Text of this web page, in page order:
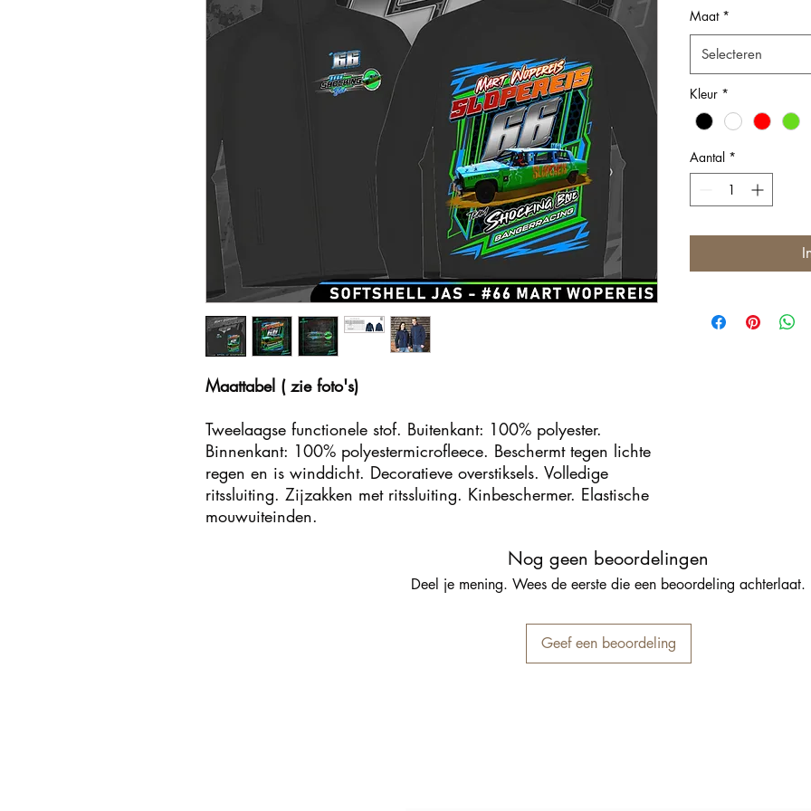
Maattabel ( zie foto's)
Tweelaagse functionele stof. Buitenkant: 100% polyester.
Binnenkant: 100% polyestermicrofleece. Beschermt tegen lichte
regen en is winddicht. Decoratieve overstiksels. Volledige
ritssluiting. Zijzakken met ritssluiting. Kinbeschermer. Elastische
mouwuiteinden.
Maat *
Selecteren
Kleur *
Aantal *
Nog geen beoordelingen
Deel je mening. Wees de eerste die een beoordeling achterlaat.
Geef een beoordeling